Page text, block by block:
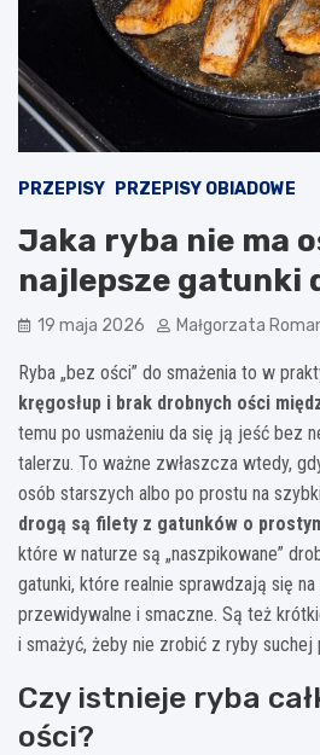
PRZEPISY PRZEPISY OBIADOWE
Jaka ryba nie ma
najlepsze gatunki
19 maja 2026 Małgorzata
Ryba „bez ości” do smażenia to w
kręgosłup i brak drobnych ości
temu po usmażeniu da się ją jeść bez
talerzu. To ważne zwłaszcza wtedy,
osób starszych albo po prostu na
drogą są filety z gatunków o
które w naturze są „naszpikowane”
gatunki, które realnie sprawdzają się
przewidywalne i smaczne. Są też
i smażyć, żeby nie zrobić z ryby suchej
Czy istnieje ryba
ości?